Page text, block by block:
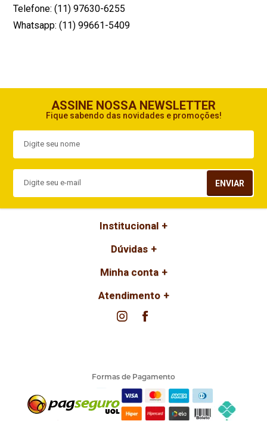
Telefone: (11) 97630-6255
Whatsapp: (11) 99661-5409
ASSINE NOSSA NEWSLETTER
Fique sabendo das novidades e promoções!
ENVIAR
Institucional
Dúvidas
Minha conta
Atendimento
Formas de Pagamento